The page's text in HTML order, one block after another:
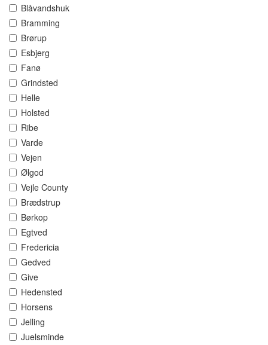
Blåvandshuk
Bramming
Brørup
Esbjerg
Fanø
Grindsted
Helle
Holsted
Ribe
Varde
Vejen
Ølgod
Vejle County
Brædstrup
Børkop
Egtved
Fredericia
Gedved
Give
Hedensted
Horsens
Jelling
Juelsminde